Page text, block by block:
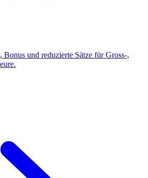
Bonus und reduzierte Sätze für Gross-,